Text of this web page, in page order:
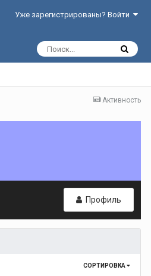
Уже зарегистрированы? Войти
Активность
Профиль
СОРТИРОВКА